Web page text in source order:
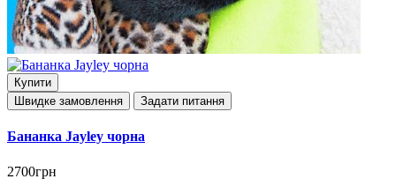
Купити
Швидке замовлення
Задати питання
Бананка Jayley чорна
2700грн